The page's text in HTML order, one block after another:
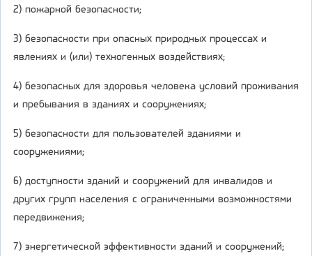
2) пожарной безопасности;
3) безопасности при опасных природных процессах и
явлениях и (или) техногенных воздействиях;
4) безопасных для здоровья человека условий проживания
и пребывания в зданиях и сооружениях;
5) безопасности для пользователей зданиями и
сооружениями;
6) доступности зданий и сооружений для инвалидов и
других групп населения с ограниченными возможностями
передвижения;
7) энергетической эффективности зданий и сооружений;